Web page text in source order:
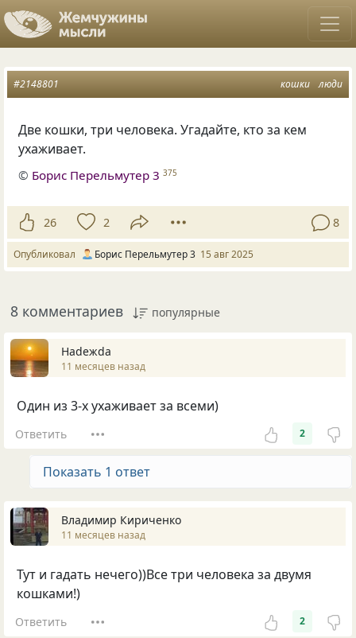
кошки люди
#2148801
Две кошки, три человека. Угадайте, кто за кем
ухаживает.
© Борис Перельмутер 3 375
26 2 8
Опубликовал Борис Перельмутер 3 15 авг 2025
8 комментариев популярные
Нadeжda
11 месяцев назад
Один из 3-х ухаживает за всеми)
Ответить 2
Показать 1 ответ
Владимир Кириченко
11 месяцев назад
Тут и гадать нечего))Все три человека за двумя
кошками!)
Ответить 2